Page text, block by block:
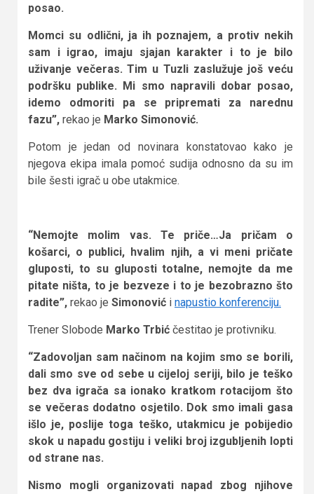
posao.
Momci su odlični, ja ih poznajem, a protiv nekih
sam i igrao, imaju sjajan karakter i to je bilo
uživanje večeras. Tim u Tuzli zaslužuje još veću
podršku publike. Mi smo napravili dobar posao,
idemo odmoriti pa se pripremati za narednu
fazu”, rekao je Marko Simonović.
Potom je jedan od novinara konstatovao kako je
njegova ekipa imala pomoć sudija odnosno da su im
bile šesti igrač u obe utakmice.
“Nemojte molim vas. Te priče…Ja pričam o
košarci, o publici, hvalim njih, a vi meni pričate
gluposti, to su gluposti totalne, nemojte da me
pitate ništa, to je bezveze i to je bezobrazno što
radite”, rekao je Simonović i napustio konferenciju.
Trener Slobode Marko Trbić čestitao je protivniku.
“Zadovoljan sam načinom na kojim smo se borili,
dali smo sve od sebe u cijeloj seriji, bilo je teško
bez dva igrača sa ionako kratkom rotacijom što
se večeras dodatno osjetilo. Dok smo imali gasa
išlo je, poslije toga teško, utakmicu je pobijedio
skok u napadu gostiju i veliki broj izgubljenih lopti
od strane nas.
Nismo mogli organizovati napad zbog njihove